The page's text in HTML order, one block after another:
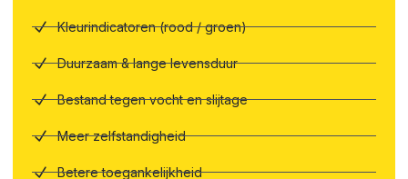
Kleurindicatoren (rood / groen)
Duurzaam & lange levensduur
Bestand tegen vocht en slijtage
Meer zelfstandigheid
Betere toegankelijkheid